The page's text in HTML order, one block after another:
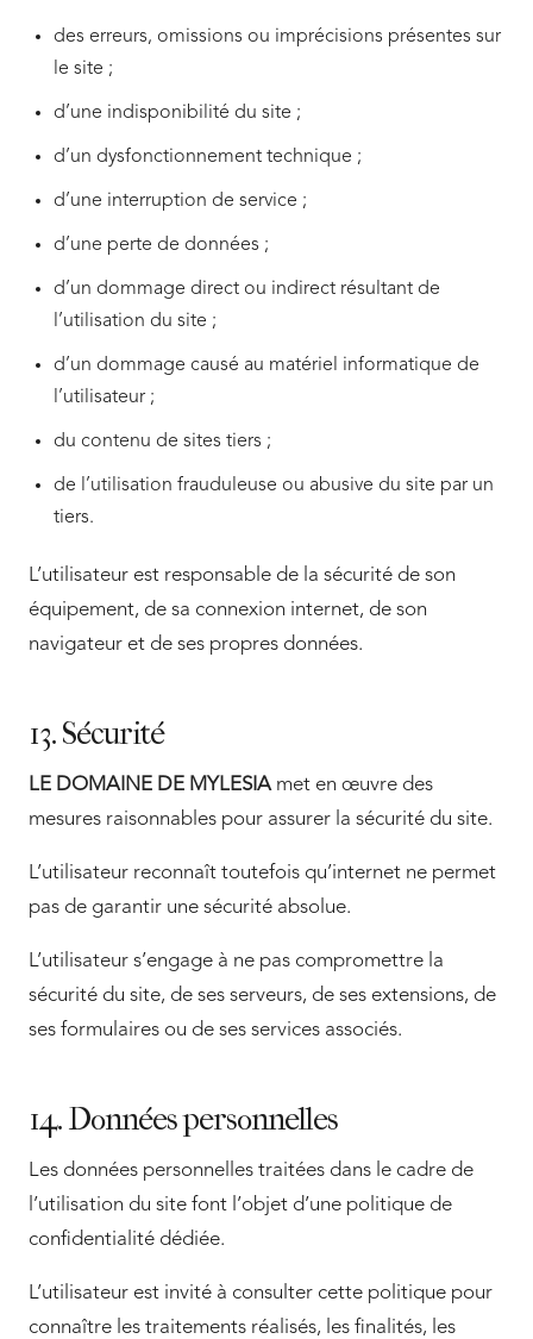
des erreurs, omissions ou imprécisions présentes sur
le site ;
d’une indisponibilité du site ;
d’un dysfonctionnement technique ;
d’une interruption de service ;
d’une perte de données ;
d’un dommage direct ou indirect résultant de
l’utilisation du site ;
d’un dommage causé au matériel informatique de
l’utilisateur ;
du contenu de sites tiers ;
de l’utilisation frauduleuse ou abusive du site par un
tiers.
L’utilisateur est responsable de la sécurité de son
équipement, de sa connexion internet, de son
navigateur et de ses propres données.
13. Sécurité
LE DOMAINE DE MYLESIAmet en œuvre des
mesures raisonnables pour assurer la sécurité du site.
L’utilisateur reconnaît toutefois qu’internet ne permet
pas de garantir une sécurité absolue.
L’utilisateur s’engage à ne pas compromettre la
sécurité du site, de ses serveurs, de ses extensions, de
ses formulaires ou de ses services associés.
14. Données personnelles
Les données personnelles traitées dans le cadre de
l’utilisation du site font l’objet d’une politique de
confidentialité dédiée.
L’utilisateur est invité à consulter cette politique pour
connaître les traitements réalisés, les finalités, les